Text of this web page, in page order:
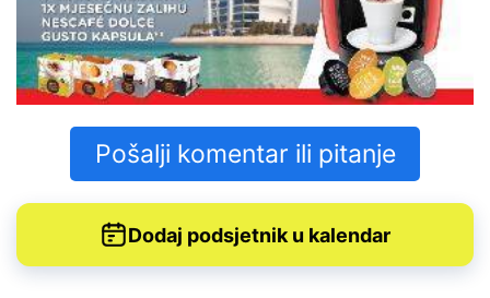
Pošalji komentar ili pitanje
Dodaj podsjetnik u kalendar